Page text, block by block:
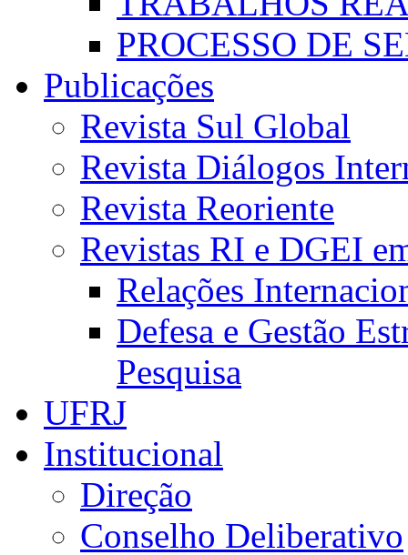
PROCESSO DE
Publicações
Revista Sul Global
Revista Diálogos
Revista Reoriente
Revistas RI e DGEI
Relações
Defesa e Gestão
Pesquisa
UFRJ
Institucional
Direção
Conselho Deliberativo